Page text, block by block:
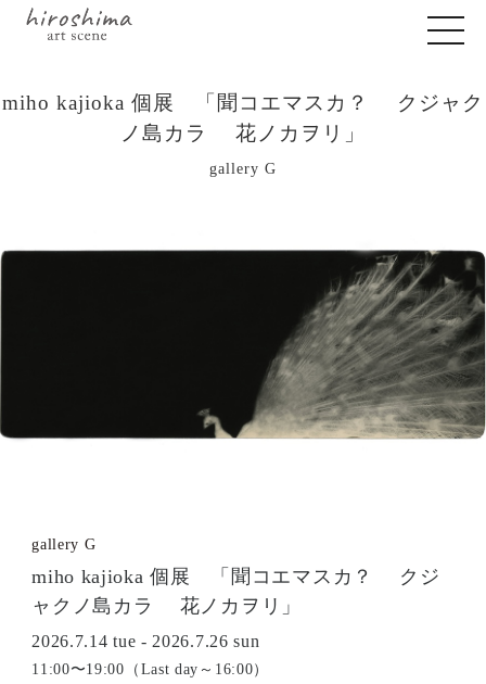
miho kajioka 個展 「聞コエマスカ？ クジャク
ノ島カラ 花ノカヲリ」
gallery G
gallery G
miho kajioka 個展 「聞コエマスカ？ クジ
ャクノ島カラ 花ノカヲリ」
2026.7.14 tue - 2026.7.26 sun
11:00〜19:00（Last day～16:00）